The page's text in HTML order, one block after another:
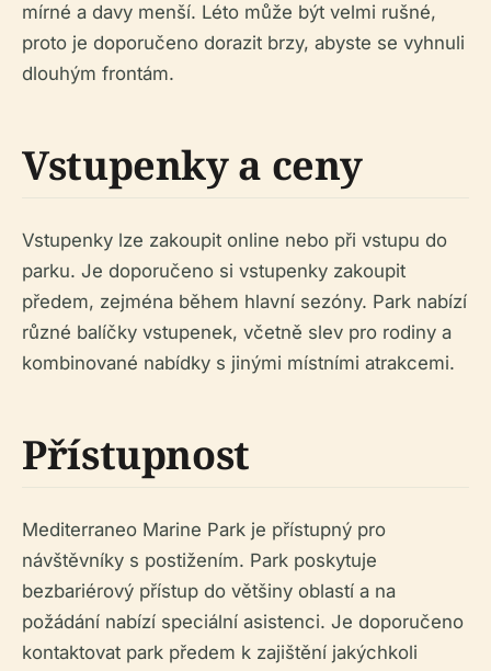
mírné a davy menší. Léto může být velmi rušné,
proto je doporučeno dorazit brzy, abyste se vyhnuli
dlouhým frontám.
Vstupenky a ceny
Vstupenky lze zakoupit online nebo při vstupu do
parku. Je doporučeno si vstupenky zakoupit
předem, zejména během hlavní sezóny. Park nabízí
různé balíčky vstupenek, včetně slev pro rodiny a
kombinované nabídky s jinými místními atrakcemi.
Přístupnost
Mediterraneo Marine Park je přístupný pro
návštěvníky s postižením. Park poskytuje
bezbariérový přístup do většiny oblastí a na
požádání nabízí speciální asistenci. Je doporučeno
kontaktovat park předem k zajištění jakýchkoli